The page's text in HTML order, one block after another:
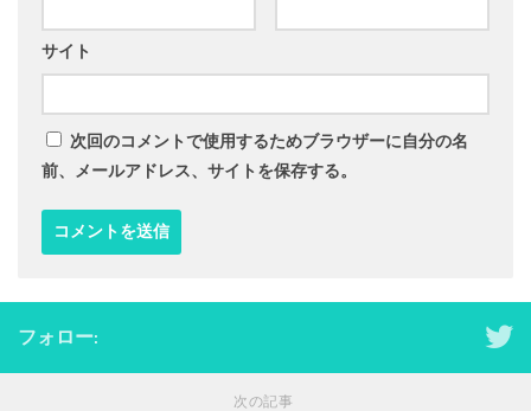
サイト
次回のコメントで使用するためブラウザーに自分の名
前、メールアドレス、サイトを保存する。
フォロー:
次の記事